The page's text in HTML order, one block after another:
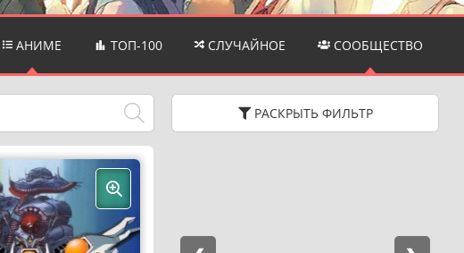
АНИМЕ ТОП-100 СЛУЧАЙНОЕ СООБЩЕСТВО
РАСКРЫТЬ ФИЛЬТР